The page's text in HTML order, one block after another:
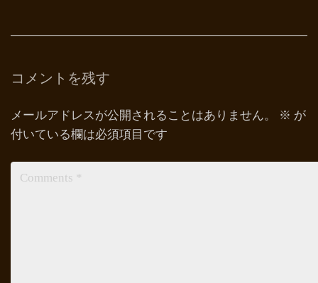
コメントを残す
メールアドレスが公開されることはありません。 ※ が
付いている欄は必須項目です